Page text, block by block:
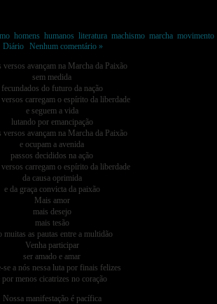
homens humanos literatura machismo marcha movimento
Diário Nenhum comentário »
versos avançam na Marcha da Paixão
sem medida
fecundados do futuro da nação
carregam o espírito da liberdade
e seguem a vida
lutando por emancipação
versos avançam na Marcha da Paixão
e ocupam a avenida
passos decididos na ação
carregam o espírito da liberdade
da causa oprimida
e da graça convicta da paixão
Mais amor
mais desejo
mais tesão
muitas as pautas entre a multidão
Venha participar
ser amado e amar
se a nós nessa luta por finais felizes
por menos cicatrizes no coração
Nossa manifestação é pacífica